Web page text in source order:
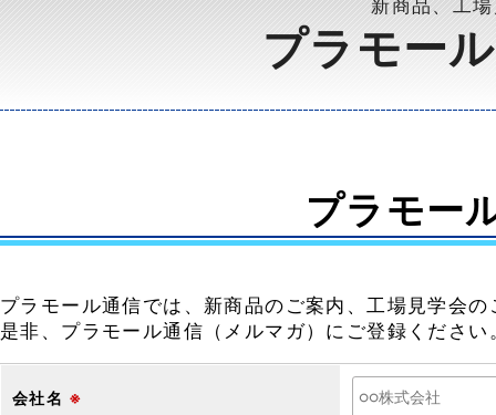
新商品、工
プラモー
プラモー
プラモール通信では、新商品のご案内、工場見学会
是非、プラモール通信（メルマガ）にご登録ください
会社名 ※